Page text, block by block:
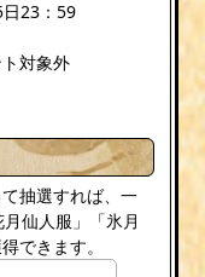
23：59
対象外
抽選すれば、一
仙人服」「氷月
できます。